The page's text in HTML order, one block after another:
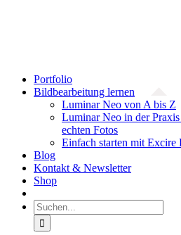
Portfolio
Bildbearbeitung lernen
Luminar Neo von A bis Z
Luminar Neo in der
echten Fotos
Einfach starten mit Excire
Blog
Kontakt & Newsletter
Shop
Suche
nach: